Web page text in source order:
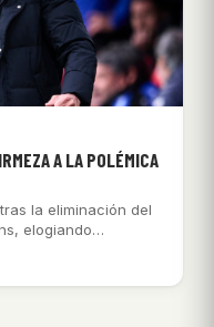
A LA POLÉMICA
la eliminación del
elogiando…